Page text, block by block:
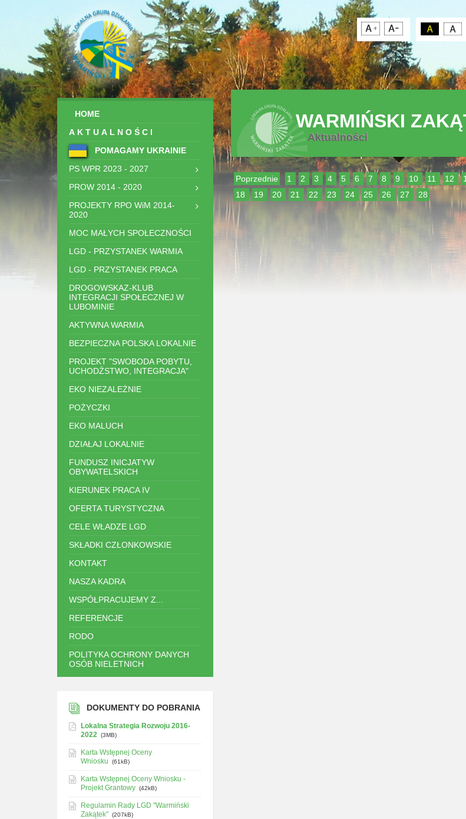
WARMIŃSKI
Aktualności
Poprzednie 1 2 3 4 5 6 7 8 9 10 11 12
18
19 20 21 22 23 24 25 26 27 28
HOME
AKTUALNOŚCI
POMAGAMY UKRAINIE
PS WPR 2023 - 2027
PROW 2014 - 2020
PROJEKTY RPO WiM 2014-
2020
MOC MAŁYCH SPOŁECZNOŚCI
LGD - PRZYSTANEK WARMIA
LGD - PRZYSTANEK PRACA
DROGOWSKAZ-KLUB
INTEGRACJI SPOŁECZNEJ W
LUBOMINIE
AKTYWNA WARMIA
BEZPIECZNA POLSKA LOKALNIE
PROJEKT "SWOBODA POBYTU,
UCHODŹSTWO, INTEGRACJA"
EKO NIEZALEŻNIE
POŻYCZKI
EKO MALUCH
DZIAŁAJ LOKALNIE
FUNDUSZ INICJATYW
OBYWATELSKICH
KIERUNEK PRACA IV
OFERTA TURYSTYCZNA
CELE WŁADZE LGD
SKŁADKI CZŁONKOWSKIE
KONTAKT
NASZA KADRA
WSPÓŁPRACUJEMY Z...
REFERENCJE
RODO
POLITYKA OCHRONY DANYCH
OSÓB NIELETNICH
DOKUMENTY DO POBRANIA
Lokalna Strategia Rozwoju 2016-
2022 (3MB)
Karta Wstępnej Oceny
Wniosku
(61kB)
Karta Wstępnej Oceny Wniosku -
Projekt Grantowy (42kB)
Regulamin Rady LGD "Warmiński
Zakątek" (207kB)